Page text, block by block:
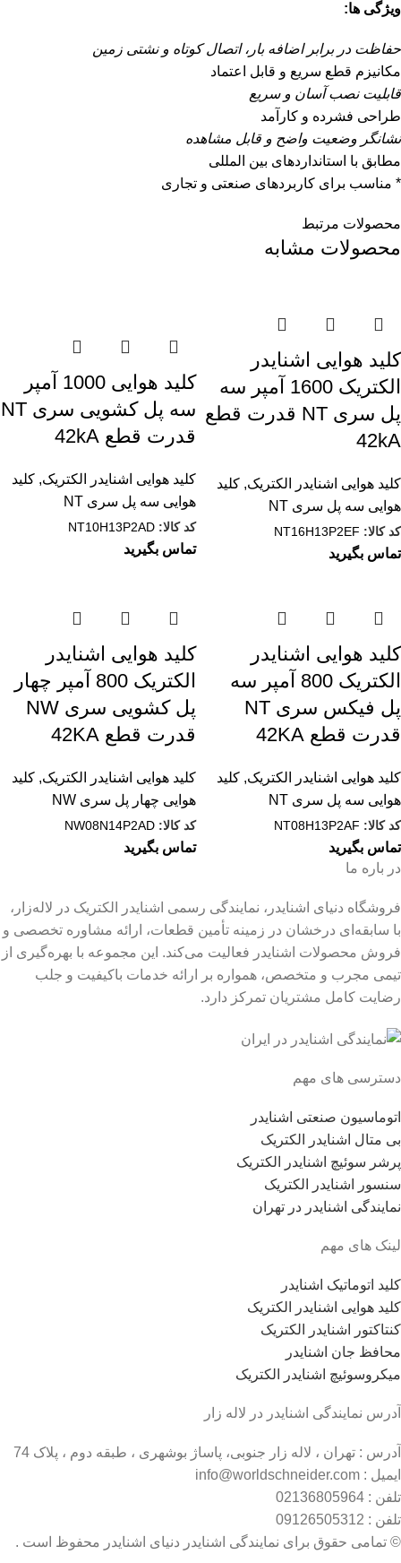
ویژگی ها:
حفاظت در برابر اضافه بار، اتصال کوتاه و نشتی زمین
مکانیزم قطع سریع و قابل اعتماد
قابلیت نصب آسان و سریع
طراحی فشرده و کارآمد
نشانگر وضعیت واضح و قابل مشاهده
مطابق با استانداردهای بین المللی
* مناسب برای کاربردهای صنعتی و تجاری
محصولات مرتبط
محصولات مشابه
کليد هوایی اشنایدر
الکتریک 1600 آمپر سه
پل سری NT قدرت قطع
42kA
کلید هوایی اشنایدر الکتریک, کلید
هوایی سه پل سری NT
کد کالا: NT16H13P2EF
تماس بگیرید
کليد هوایی 1000 آمپر
سه پل کشویی سری NT
قدرت قطع 42kA
کلید هوایی اشنایدر الکتریک, کلید
هوایی سه پل سری NT
کد کالا: NT10H13P2AD
تماس بگیرید
کليد هوایی اشنایدر
الکتریک 800 آمپر سه
پل فیکس سری NT
قدرت قطع 42KA
کلید هوایی اشنایدر الکتریک, کلید
هوایی سه پل سری NT
کد کالا: NT08H13P2AF
تماس بگیرید
کليد هوایی اشنایدر
الکتریک 800 آمپر چهار
پل کشویی سری NW
قدرت قطع 42KA
کلید هوایی اشنایدر الکتریک, کلید
هوایی چهار پل سری NW
کد کالا: NW08N14P2AD
تماس بگیرید
در باره ما
فروشگاه دنیای اشنایدر، نمایندگی رسمی اشنایدر الکتریک در لاله‌زار،
با سابقه‌ای درخشان در زمینه تأمین قطعات، ارائه مشاوره تخصصی و
فروش محصولات اشنایدر فعالیت می‌کند. این مجموعه با بهره‌گیری از
تیمی مجرب و متخصص، همواره بر ارائه خدمات باکیفیت و جلب
رضایت کامل مشتریان تمرکز دارد.
دسترسی های مهم
اتوماسیون صنعتی اشنایدر
بی متال اشنایدر الکتریک
پرشر سوئیچ اشنایدر الکتریک
سنسور اشنایدر الکتریک
نمایندگی اشنایدر در تهران
لینک های مهم
کلید اتوماتیک اشنایدر
کلید هوایی اشنایدر الکتریک
کنتاکتور اشنایدر الکتریک
محافظ جان اشنایدر
میکروسوئیچ اشنایدر الکتریک
آدرس نمایندگی اشنایدر در لاله زار
آدرس : تهران ، لاله زار جنوبی، پاساژ بوشهری ، طبقه دوم ، پلاک 74
ایمیل : info@worldschneider.com
تلفن : 02136805964
تلفن : 09126505312
© تمامی حقوق برای نمایندگی اشنایدر دنیای اشنایدر محفوظ است .